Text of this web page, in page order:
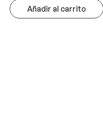
Añadir al carrito